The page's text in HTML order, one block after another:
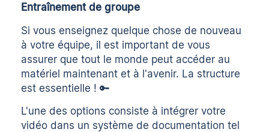
Entraînement de groupe
Si vous enseignez quelque chose de nouveau
à votre équipe, il est important de vous
assurer que tout le monde peut accéder au
matériel maintenant et à l'avenir. La structure
est essentielle ! 🔑
L'une des options consiste à intégrer votre
vidéo dans un système de documentation tel